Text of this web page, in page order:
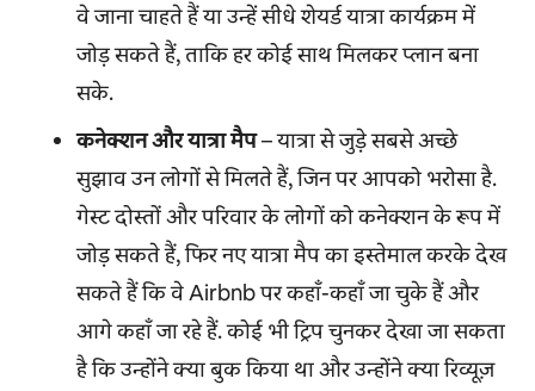
वे जाना चाहते हैं या उन्हें सीधे शेयर्ड यात्रा कार्यक्रम में
जोड़ सकते हैं, ताकि हर कोई साथ मिलकर प्लान बना
सके.
कनेक्शन और यात्रा मैप– यात्रा से जुड़े सबसे अच्छे
सुझाव उन लोगों से मिलते हैं, जिन पर आपको भरोसा है.
गेस्ट दोस्तों और परिवार के लोगों को कनेक्शन के रूप में
जोड़ सकते हैं, फिर नए यात्रा मैप का इस्तेमाल करके देख
सकते हैं कि वे Airbnb पर कहाँ-कहाँ जा चुके हैं और
आगे कहाँ जा रहे हैं. कोई भी ट्रिप चुनकर देखा जा सकता
है कि उन्होंने क्या बुक किया था और उन्होंने क्या रिव्यूज़